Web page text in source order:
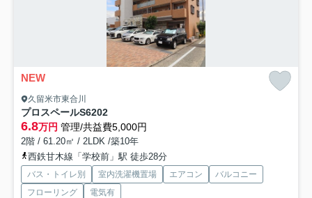
NEW
久留米市東合川
プロスペールS6202
6.8万円 管理/共益費5,000円
2階 / 61.20㎡ / 2LDK /築10年
西鉄甘木線「学校前」駅 徒歩28分
バス・トイレ別 室内洗濯機置場 エアコン
バルコニー
フローリング
電気有